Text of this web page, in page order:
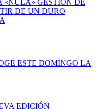
«NULA» GESTIÓN DE
DE UN DURO
ESTE DOMINGO LA
EDICIÓN